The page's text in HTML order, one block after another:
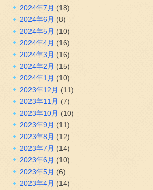
2024年7月 (18)
2024年6月 (8)
2024年5月 (10)
2024年4月 (16)
2024年3月 (16)
2024年2月 (15)
2024年1月 (10)
2023年12月 (11)
2023年11月 (7)
2023年10月 (10)
2023年9月 (11)
2023年8月 (12)
2023年7月 (14)
2023年6月 (10)
2023年5月 (6)
2023年4月 (14)